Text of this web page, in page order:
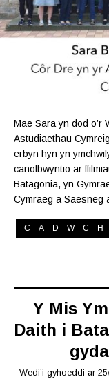
Mae Sara yn dod o’r
Astudiaethau
erbyn hyn yn
canolbwyntio ar
Batagonia, yn
Cymraeg a Saesneg
Y Mis
Daith i
Wedi’i gyhoeddi ar